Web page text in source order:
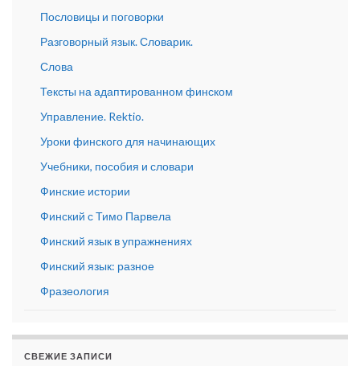
Пословицы и поговорки
Разговорный язык. Словарик.
Слова
Тексты на адаптированном финском
Управление. Rektio.
Уроки финского для начинающих
Учебники, пособия и словари
Финские истории
Финский с Тимо Парвела
Финский язык в упражнениях
Финский язык: разное
Фразеология
СВЕЖИЕ ЗАПИСИ